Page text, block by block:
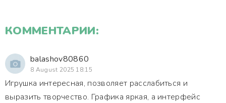
КОММЕНТАРИИ:
balashov80860
8 August 2025 18:15
Игрушка интересная, позволяет расслабиться и
выразить творчество. Графика яркая, а интерфейс